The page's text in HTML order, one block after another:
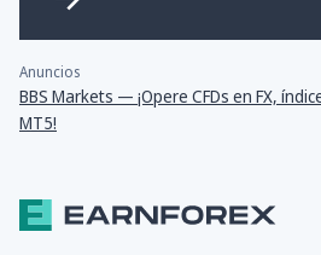
Anuncios
BBS Markets — ¡Opere CFDs en FX,
MT5!